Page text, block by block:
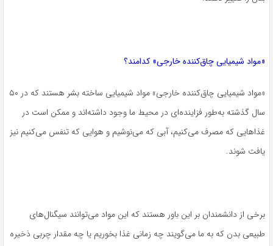
«مواد شیمیایی چاق‌کننده خارجی» کدامند؟
«مواد شیمیایی چاق‌کننده خارجی» مواد شیمیایی ساخته بشر هستند که در ۵۰
سال گذشته به‌طور فزاینده‌ای در محیط ما وجود داشته‌اند و ممکن است در
غذاهایی که مصرف می‌کنیم، آبی که می‌نوشیم و هوایی که تنفس می‌کنیم نیز
یافت شوند.
برخی از دانشمندان بر این باور هستند که این مواد می‌توانند سیگنال‌های
طبیعی بدن که به ما می‌گویند چه زمانی غذا بخوریم یا چه مقدار چربی ذخیره